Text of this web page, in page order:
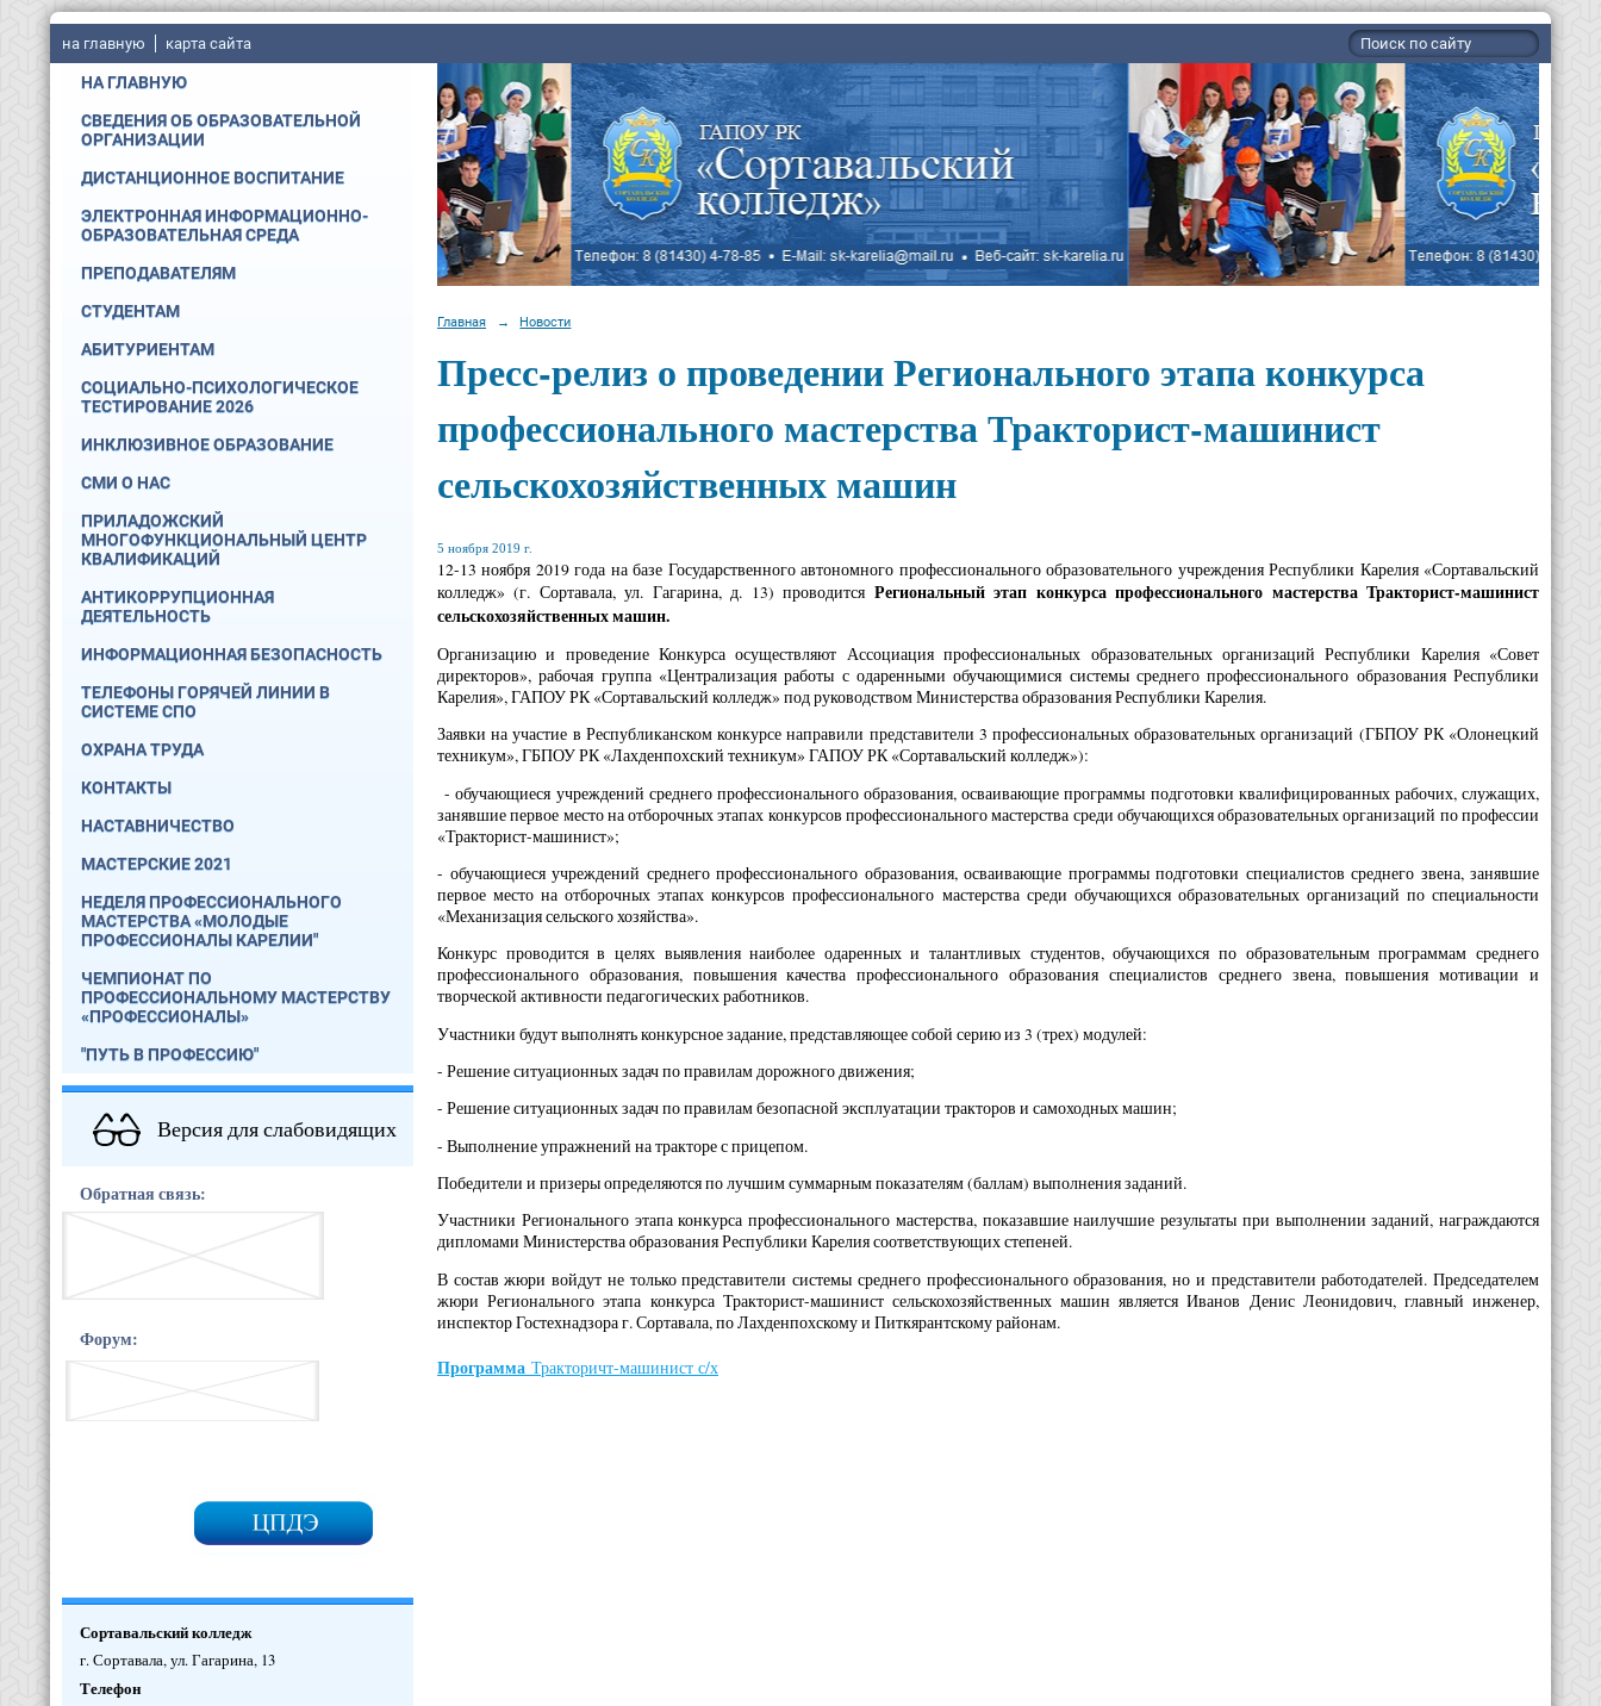
на главную карта сайта
НА ГЛАВНУЮ
СВЕДЕНИЯ ОБ ОБРАЗОВАТЕЛЬНОЙ
ОРГАНИЗАЦИИ
ДИСТАНЦИОННОЕ ВОСПИТАНИЕ
ЭЛЕКТРОННАЯ ИНФОРМАЦИОННО-
ОБРАЗОВАТЕЛЬНАЯ СРЕДА
ПРЕПОДАВАТЕЛЯМ
СТУДЕНТАМ
АБИТУРИЕНТАМ
СОЦИАЛЬНО-ПСИХОЛОГИЧЕСКОЕ
ТЕСТИРОВАНИЕ 2026
ИНКЛЮЗИВНОЕ ОБРАЗОВАНИЕ
СМИ О НАС
ПРИЛАДОЖСКИЙ
МНОГОФУНКЦИОНАЛЬНЫЙ ЦЕНТР
КВАЛИФИКАЦИЙ
АНТИКОРРУПЦИОННАЯ
ДЕЯТЕЛЬНОСТЬ
ИНФОРМАЦИОННАЯ БЕЗОПАСНОСТЬ
ТЕЛЕФОНЫ ГОРЯЧЕЙ ЛИНИИ В
СИСТЕМЕ СПО
ОХРАНА ТРУДА
КОНТАКТЫ
НАСТАВНИЧЕСТВО
МАСТЕРСКИЕ 2021
НЕДЕЛЯ ПРОФЕССИОНАЛЬНОГО
МАСТЕРСТВА «МОЛОДЫЕ
ПРОФЕССИОНАЛЫ КАРЕЛИИ"
ЧЕМПИОНАТ ПО
ПРОФЕССИОНАЛЬНОМУ МАСТЕРСТВУ
«ПРОФЕССИОНАЛЫ»
"ПУТЬ В ПРОФЕССИЮ"
Версия для слабовидящих
Обратная связь:
Форум:
Сортавальский колледж
г. Сортавала, ул. Гагарина, 13
Телефон
Главная → Новости
Пресс-релиз о проведении Регионального этапа конкурса
профессионального мастерства Тракторист-машинист
сельскохозяйственных машин
5 ноября 2019 г.
12-13 ноября 2019 года на базе Государственного автономного профессионального образовательного учреждения Республики Карелия «Сортавальский
колледж» (г. Сортавала, ул. Гагарина, д. 13) проводится Региональный этап конкурса профессионального мастерства Тракторист-машинист
сельскохозяйственных машин.
Организацию и проведение Конкурса осуществляют Ассоциация профессиональных образовательных организаций Республики Карелия «Совет
директоров», рабочая группа «Централизация работы с одаренными обучающимися системы среднего профессионального образования Республики
Карелия», ГАПОУ РК «Сортавальский колледж» под руководством Министерства образования Республики Карелия.
Заявки на участие в Республиканском конкурсе направили представители 3 профессиональных образовательных организаций (ГБПОУ РК «Олонецкий
техникум», ГБПОУ РК «Лахденпохский техникум» ГАПОУ РК «Сортавальский колледж»):
- обучающиеся учреждений среднего профессионального образования, осваивающие программы подготовки квалифицированных рабочих, служащих,
занявшие первое место на отборочных этапах конкурсов профессионального мастерства среди обучающихся образовательных организаций по профессии
«Тракторист-машинист»;
- обучающиеся учреждений среднего профессионального образования, осваивающие программы подготовки специалистов среднего звена, занявшие
первое место на отборочных этапах конкурсов профессионального мастерства среди обучающихся образовательных организаций по специальности
«Механизация сельского хозяйства».
Конкурс проводится в целях выявления наиболее одаренных и талантливых студентов, обучающихся по образовательным программам среднего
профессионального образования, повышения качества профессионального образования специалистов среднего звена, повышения мотивации и
творческой активности педагогических работников.
Участники будут выполнять конкурсное задание, представляющее собой серию из 3 (трех) модулей:
- Решение ситуационных задач по правилам дорожного движения;
- Решение ситуационных задач по правилам безопасной эксплуатации тракторов и самоходных машин;
- Выполнение упражнений на тракторе с прицепом.
Победители и призеры определяются по лучшим суммарным показателям (баллам) выполнения заданий.
Участники Регионального этапа конкурса профессионального мастерства, показавшие наилучшие результаты при выполнении заданий, награждаются
дипломами Министерства образования Республики Карелия соответствующих степеней.
В состав жюри войдут не только представители системы среднего профессионального образования, но и представители работодателей. Председателем
жюри Регионального этапа конкурса Тракторист-машинист сельскохозяйственных машин является Иванов Денис Леонидович, главный инженер,
инспектор Гостехнадзора г. Сортавала, по Лахденпохскому и Питкярантскому районам.
Программа Тракторичт-машинист с/х